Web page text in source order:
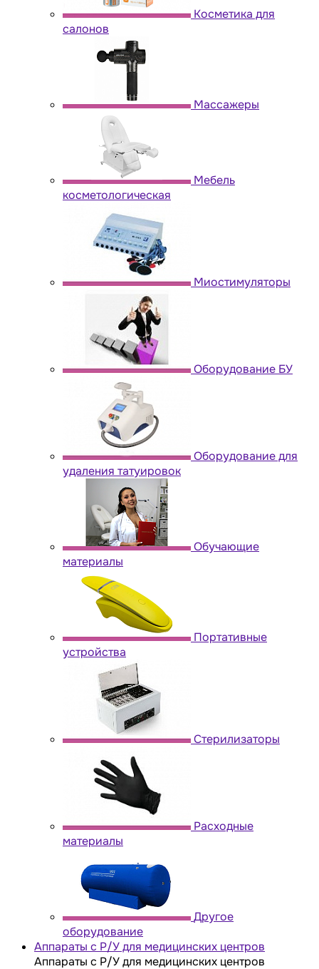
Косметика для
салонов
Массажеры
Мебель
косметологическая
Миостимуляторы
Оборудование БУ
Оборудование для
удаления татуировок
Обучающие
материалы
Портативные
устройства
Стерилизаторы
Расходные
материалы
Другое
оборудование
Аппараты с Р/У для медицинских центров
Аппараты с Р/У для медицинских центров